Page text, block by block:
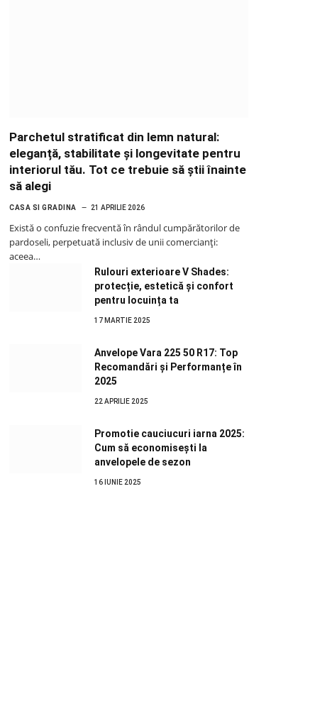
Parchetul stratificat din lemn natural:
eleganță, stabilitate și longevitate pentru
interiorul tău. Tot ce trebuie să știi înainte
să alegi
CASA SI GRADINA 21 APRILIE 2026
Există o confuzie frecventă în rândul cumpărătorilor de
pardoseli, perpetuată inclusiv de unii comercianți:
aceea…
Rulouri exterioare V Shades:
protecție, estetică și confort
pentru locuința ta
17 MARTIE 2025
Anvelope Vara 225 50 R17: Top
Recomandări și Performanțe în
2025
22 APRILIE 2025
Promotie cauciucuri iarna 2025:
Cum să economisești la
anvelopele de sezon
16 IUNIE 2025